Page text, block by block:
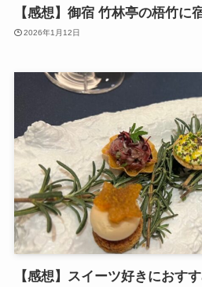
【感想】御宿 竹林亭の梧竹に
2026年1月12日
【感想】スイーツ好きにおす